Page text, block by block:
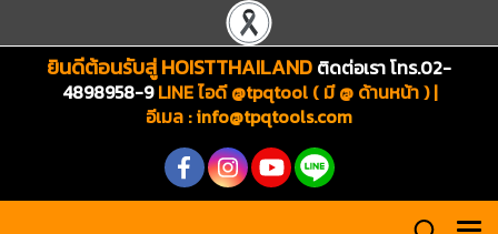
ยินดีต้อนรับสู่ HOISTTHAILAND ติดต่อเรา โทร.02-
4898958-9LINE ไอดี @tpqtool ( มี @ ด้านหน้า ) |
อีเมล :info@tpqtools.com